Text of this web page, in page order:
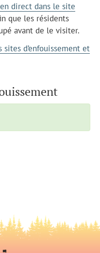
direct dans le site
que les résidents
avant de le visiter.
sites d’enfouissement et